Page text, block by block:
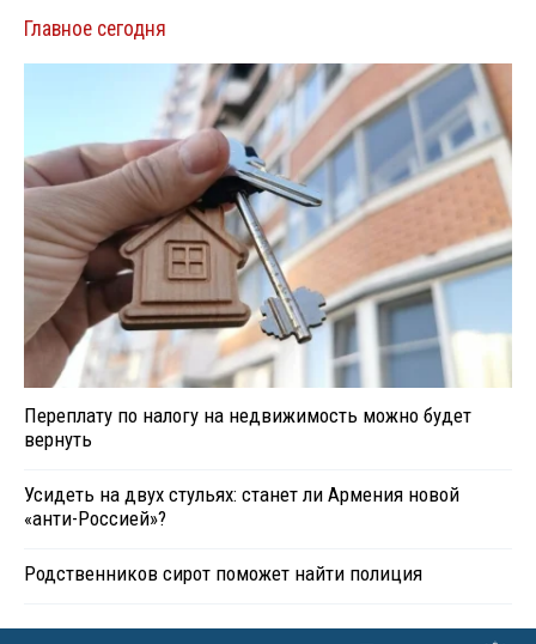
Главное сегодня
Переплату по налогу на недвижимость можно будет
вернуть
Усидеть на двух стульях: станет ли Армения новой
«анти-Россией»?
Родственников сирот поможет найти полиция